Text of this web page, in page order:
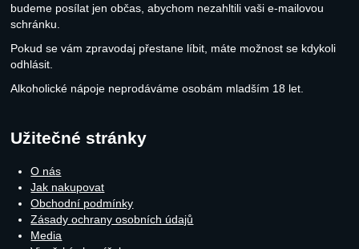
budeme posílat jen občas, abychom nezahltili vaši e-mailovou
schránku.
Pokud se vám zpravodaj přestane líbit, máte možnost se kdykoli
odhlásit.
Alkoholické nápoje neprodáváme osobám mladším 18 let.
Užitečné stránky
O nás
Jak nakupovat
Obchodní podmínky
Zásady ochrany osobních údajů
Media